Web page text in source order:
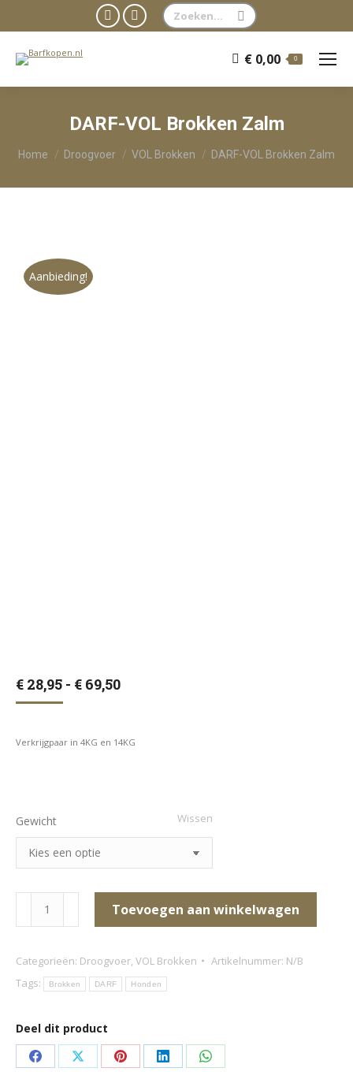
Facebook
in
window
WhatsApp
in
window
Zoeken:
€ 0,00 0
DARF-VOL Brokken Zalm
Je bent hier:
Home Droogvoer VOL Brokken DARF-VOL Brokken Zalm
Aanbieding!
€ 28,95 - € 69,50Prijsklasse:
Verkrijgpaar in 4KG en 14KG
Gewicht Wissen
VOL
Zalm
aantal
Toevoegen aan winkelwagen
Categorieën: Droogvoer, VOL Brokken Artikelnummer: N/B
Tags:
Brokken DARF Honden
Deel dit product
Deel
Deel
Deel
Deel
Deel